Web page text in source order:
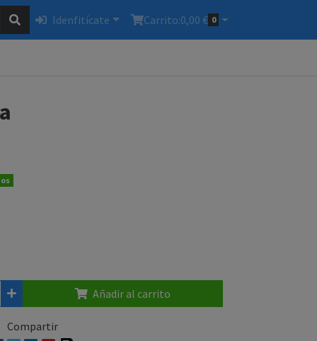
Idenfitícate Carrito:0,00 € 0
Añadir al carrito
Compartir